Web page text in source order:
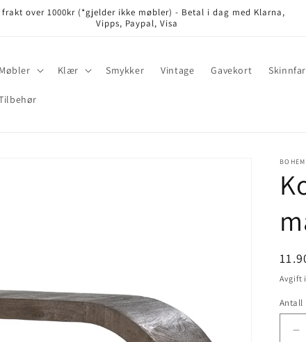
frakt over 1000kr (*gjelder ikke møbler) - Betal i dag med Klarna,
Vipps, Paypal, Visa
Møbler Klær Smykker Vintage Gavekort
pris
Avgift
Antall